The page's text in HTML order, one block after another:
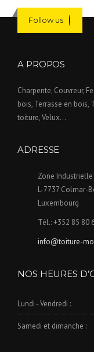
Follow us
A PROPOS
Charpente, Couvreur,
bois, Terrasse en
toiture, Velux...
ADRESSE
Zone Industrielle
L-7737 Colmar-
Luxembourg
Tél.: +352 85 80
info@toiture-
NOS HEURES
Lundi - Vendredi :
Samedi et dimanche :